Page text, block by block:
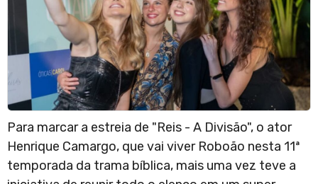
Para marcar a estreia de "Reis - A Divisão", o ator
Henrique Camargo, que vai viver Roboão nesta 11ª
temporada da trama bíblica, mais uma vez teve a